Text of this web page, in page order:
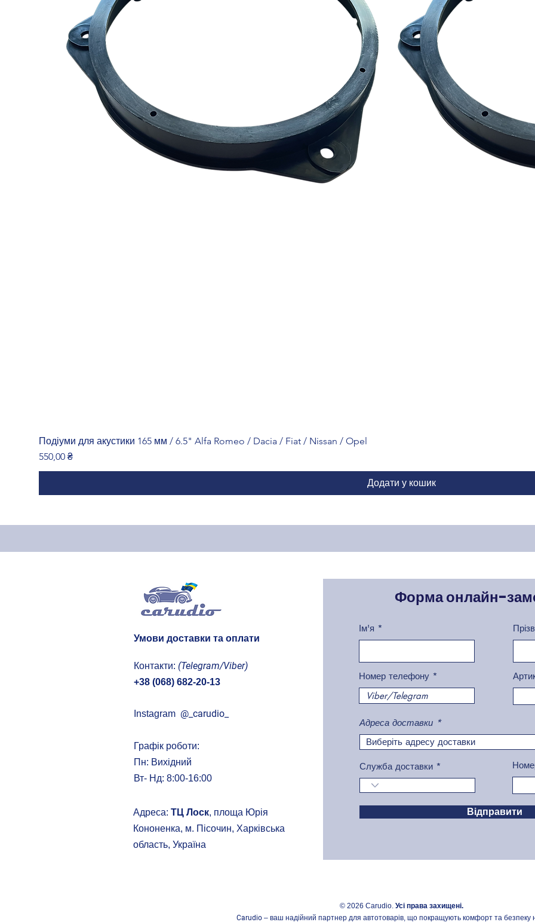
Подіуми для акустики 165 мм / 6.5" Alfa Romeo / Dacia / Fiat / Nissan / Opel
Ціна
550,00 ₴
Додати у кошик
Умови доставки та оплати
Контакти: (Telegram/Viber)
+38 (068) 682-20-13
Instagram @ _carudio_
Графік роботи:
Пн: Вихідний
Вт- Нд: 8:00-16:00
Адреса: ТЦ Лоск, площа Юрія
Кононенка, м. Пісочин, Харківська
область, Україна
Форма онлайн-
Ім'я
Номер телефону
Адреса доставки
Служба доставки
Відправити
© 2026 Carudio. Усі права захищені.
Carudio – ваш надійний партнер для автотоварів, що покращують комфорт та безпеку